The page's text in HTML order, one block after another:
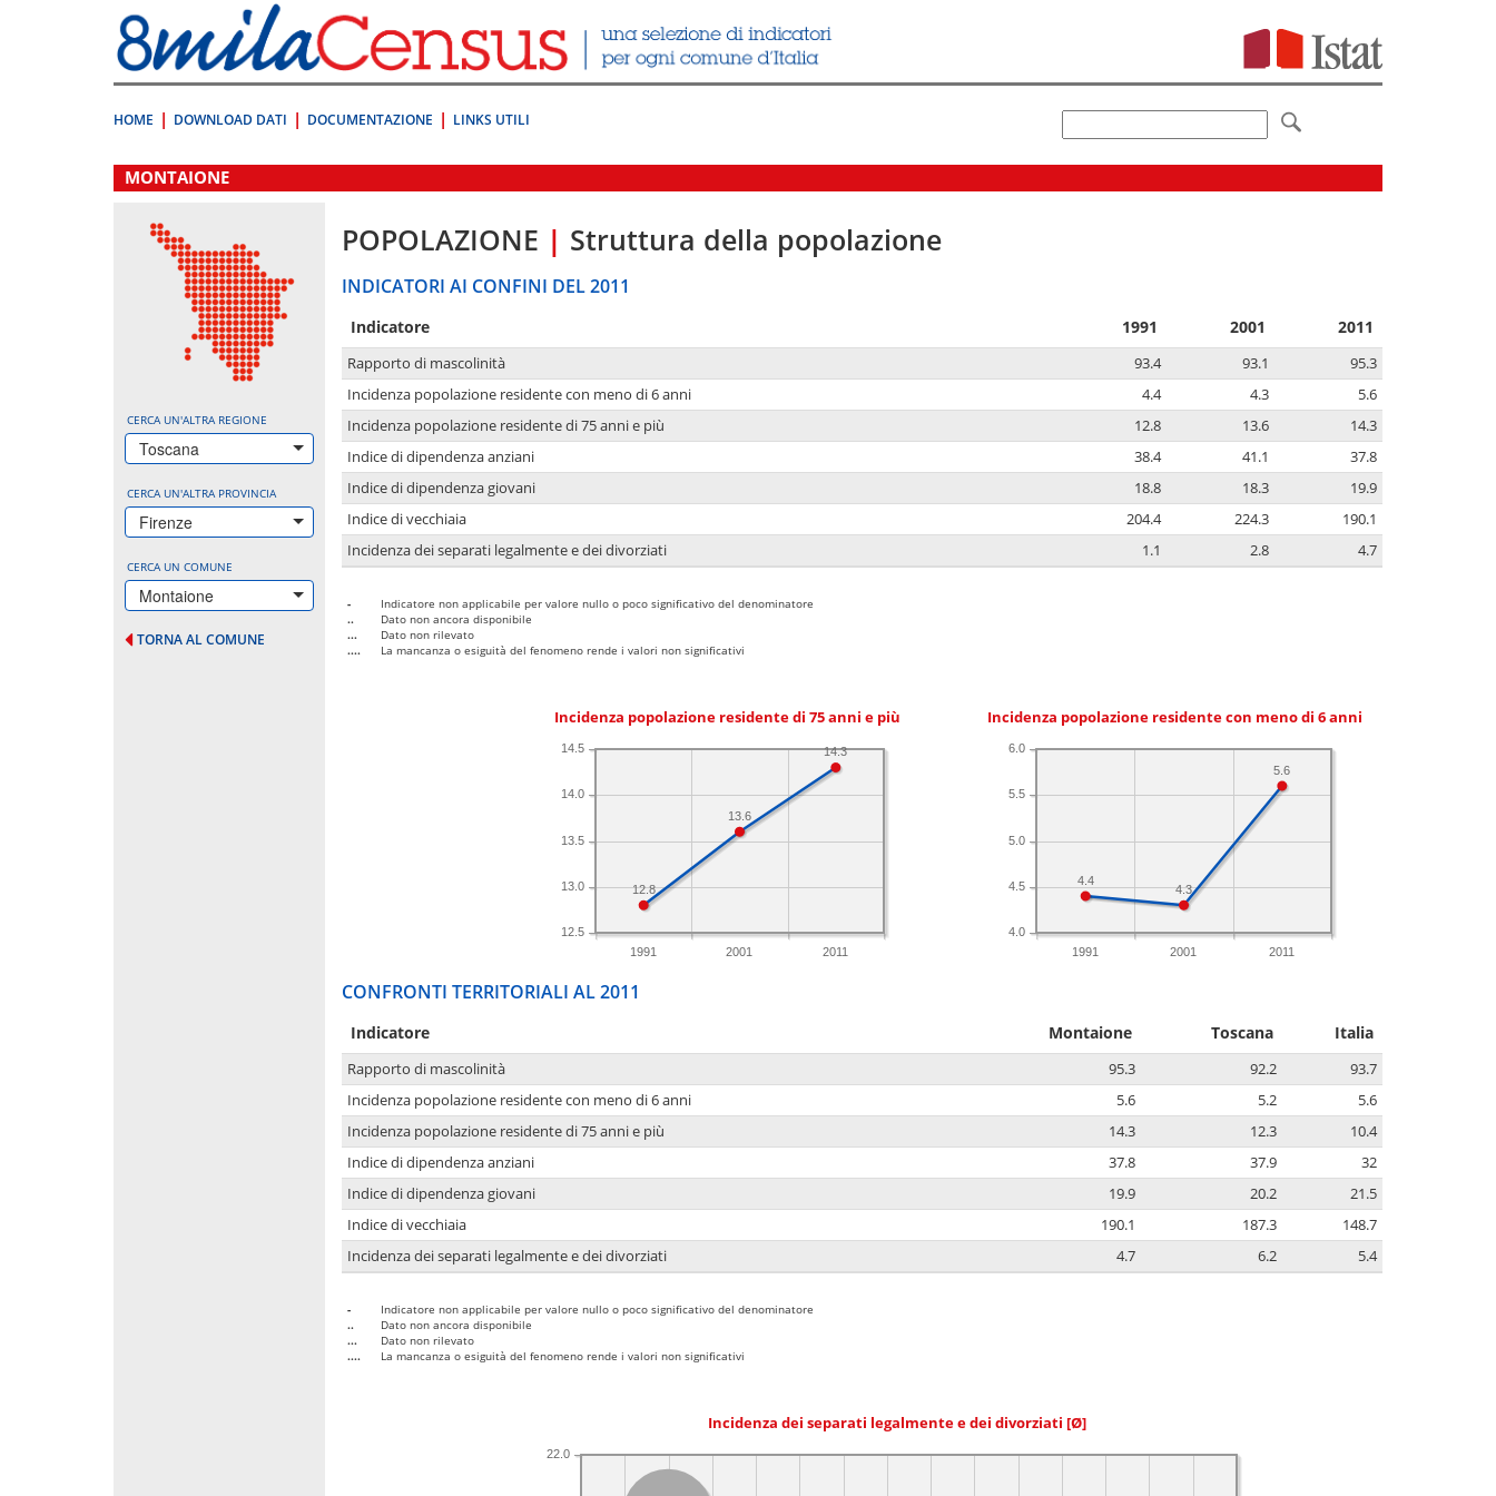
direttamente
a:
Contenuto
HOME DOWNLOAD DATI DOCUMENTAZIONE LINKS UTILI
.
MONTAIONE
CERCA UN'ALTRA REGIONE
Toscana
CERCA UN'ALTRA PROVINCIA
Firenze
CERCA UN COMUNE
Montaione
TORNA AL COMUNE
POPOLAZIONE | Struttura della popolazione
INDICATORI AI CONFINI DEL 2011
Indicatore 1991 2001 2011
Rapporto di mascolinità 93.4 93.1
95.3
Incidenza popolazione residente con meno di 6 anni
4.4 4.3
5.6
Incidenza popolazione residente di 75 anni e più
12.8 13.6
14.3
Indice di dipendenza anziani
38.4 41.1
37.8
Indice di dipendenza giovani
18.8 18.3
19.9
Indice di vecchiaia
204.4 224.3
190.1
Incidenza dei separati legalmente e dei divorziati
1.1 2.8 4.7
-
Indicatore non applicabile per valore nullo o poco significativo del denominatore
..
Dato non ancora disponibile
...
Dato non rilevato
....
La mancanza o esiguità del fenomeno rende i valori non significativi
Incidenza popolazione residente di 75 anni e più
1991 2001 2011
12.5
13.0
13.5
14.0
14.5 14.3
13.6
12.8
Incidenza popolazione residente con meno di 6 anni
1991 2001 2011
4.0
4.5
5.0
5.5
6.0
5.6
4.3
4.4
CONFRONTI TERRITORIALI AL 2011
Indicatore Montaione Toscana Italia
Rapporto di mascolinità 95.3 92.2
93.7
Incidenza popolazione residente con meno di 6 anni
5.6 5.2
5.6
Incidenza popolazione residente di 75 anni e più
14.3 12.3
10.4
Indice di dipendenza anziani
37.8 37.9
32
Indice di dipendenza giovani
19.9 20.2
21.5
Indice di vecchiaia
190.1 187.3
148.7
Incidenza dei separati legalmente e dei divorziati
4.7 6.2 5.4
-
Indicatore non applicabile per valore nullo o poco significativo del denominatore
..
Dato non ancora disponibile
...
Dato non rilevato
....
La mancanza o esiguità del fenomeno rende i valori non significativi
Incidenza dei separati legalmente e dei divorziati [Ø]
22.0